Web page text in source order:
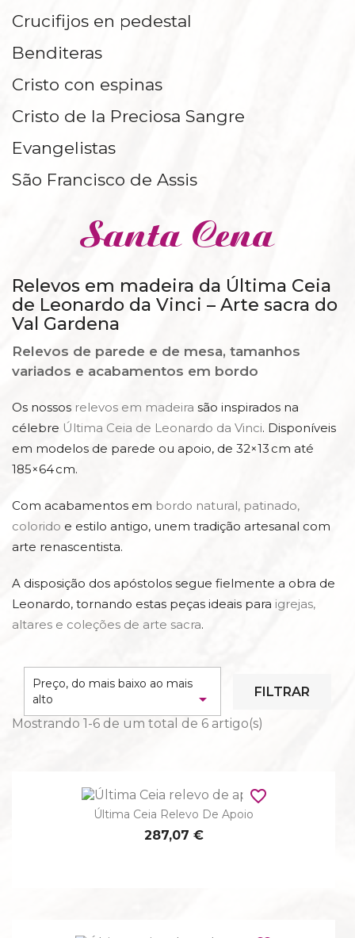
Crucifijos en pedestal
Benditeras
Cristo con espinas
Cristo de la Preciosa Sangre
Evangelistas
São Francisco de Assis
Santa Cena
Relevos em madeira da Última Ceia
de Leonardo da Vinci – Arte sacra do
Val Gardena
Relevos de parede e de mesa, tamanhos
variados e acabamentos em bordo
Os nossos relevos em madeira são inspirados na
célebre Última Ceia de Leonardo da Vinci. Disponíveis
em modelos de parede ou apoio, de 32×13 cm até
185×64 cm.
Com acabamentos em bordo natural, patinado,
colorido e estilo antigo, unem tradição artesanal com
arte renascentista.
A disposição dos apóstolos segue fielmente a obra de
Leonardo, tornando estas peças ideais para igrejas,
altares e coleções de arte sacra.
Preço, do mais baixo ao mais
alto
 FILTRAR
Mostrando 1-6 de um total de 6 artigo(s)
Última Ceia Relevo De Apoio
287,07 €
favorite_border